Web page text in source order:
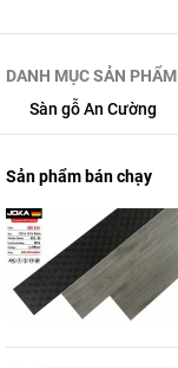
DANH MỤC SẢN PHẨM
Sàn gỗ An Cường
Sản phẩm bán chạy